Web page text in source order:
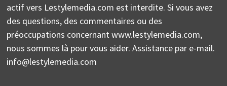
actif vers Lestylemedia.com est interdite. Si vous avez
des questions, des commentaires ou des
préoccupations concernant www.lestylemedia.com,
nous sommes là pour vous aider. Assistance par e-mail.
info@lestylemedia.com